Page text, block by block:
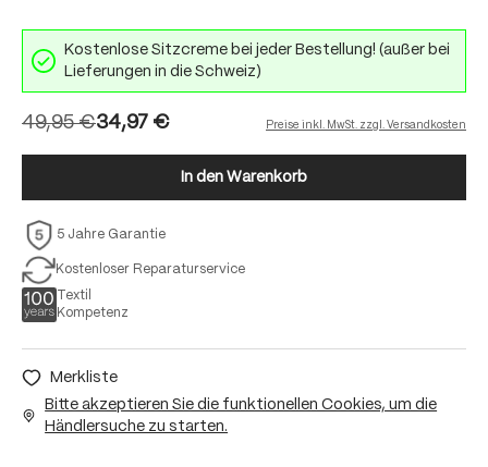
Kostenlose Sitzcreme bei jeder Bestellung! (außer bei
Lieferungen in die Schweiz)
34,97 €
49,95 € Preise inkl. MwSt. zzgl. Versandkosten
In den Warenkorb
5 Jahre Garantie
Kostenloser Reparaturservice
Textil
Kompetenz
Merkliste
Bitte akzeptieren Sie die funktionellen Cookies, um die
Händlersuche zu starten.